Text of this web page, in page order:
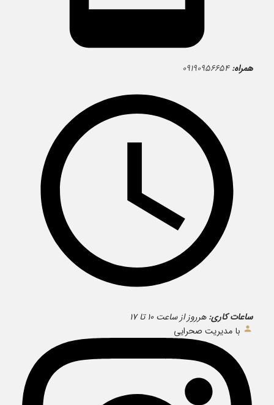
همراه: ۰۹۱۹۰۹۵۶۶۵۴
ساعات کاری: هرروز از ساعت ۱۰ تا ۱۷
با مدیریت صحرایی